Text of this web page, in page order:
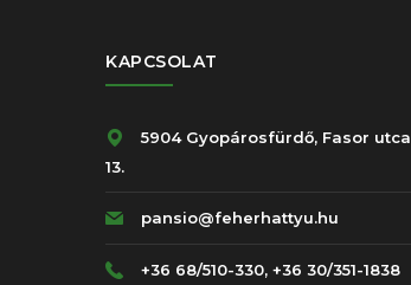
KAPCSOLAT
5904 Gyopárosfürdő, Fasor utca
13.
pansio@feherhattyu.hu
+36 68/510-330, +36 30/351-1838